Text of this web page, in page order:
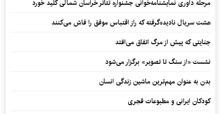
مرحله داوری نمایشنامه‌خوانی جشنواره تئاتر خراسان شمالی کلید خورد
هشت سریال نادیده‌گرفته که راز اقتباس موفق را فاش می‌کنند
جنایتی که پیش از مرگ اتفاق می‌افتد
نشست «از سنگ تا تصویر» برگزار می‌شود
بدن به عنوان مهم‌ترین ماشین زندگی انسان
کودکان ایرانی و مطبوعات قجری